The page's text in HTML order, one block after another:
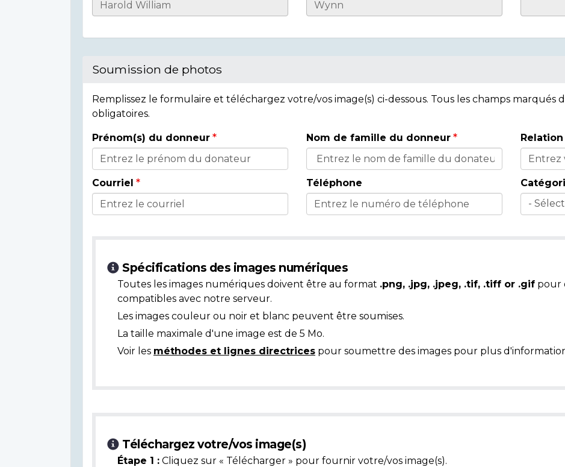
Casualty
Soumission de photos
Remplissez le formulaire et téléchargez votre/vos image(s) ci-dessous. Tous les champs marqués
obligatoires.
Donor
Details
Prénom(s) du donneur Nom de famille du donneur
Courriel Téléphone
Spécifications des images numériques
Toutes les images numériques doivent être au format .png, .jpg, .jpeg, .tif, .tiff or .gif pour
compatibles avec notre serveur.
Les images couleur ou noir et blanc peuvent être soumises.
La taille maximale d'une image est de 5 Mo.
Voir les méthodes et lignes directrices pour soumettre des images pour plus
Téléchargez votre/vos image(s)
Étape 1 : Cliquez sur « Télécharger » pour fournir votre/vos image(s).